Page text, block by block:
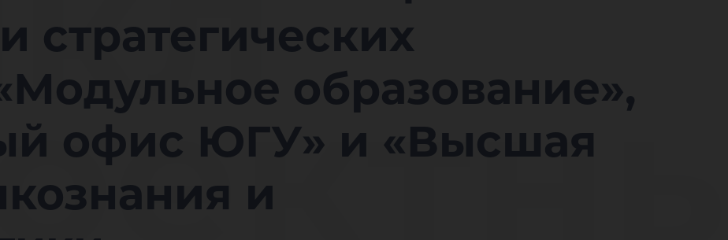
стратегических
образование»,
офис ЮГУ» и «Высшая
и